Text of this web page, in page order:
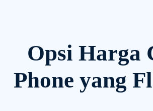
Opsi Harga
Phone yang